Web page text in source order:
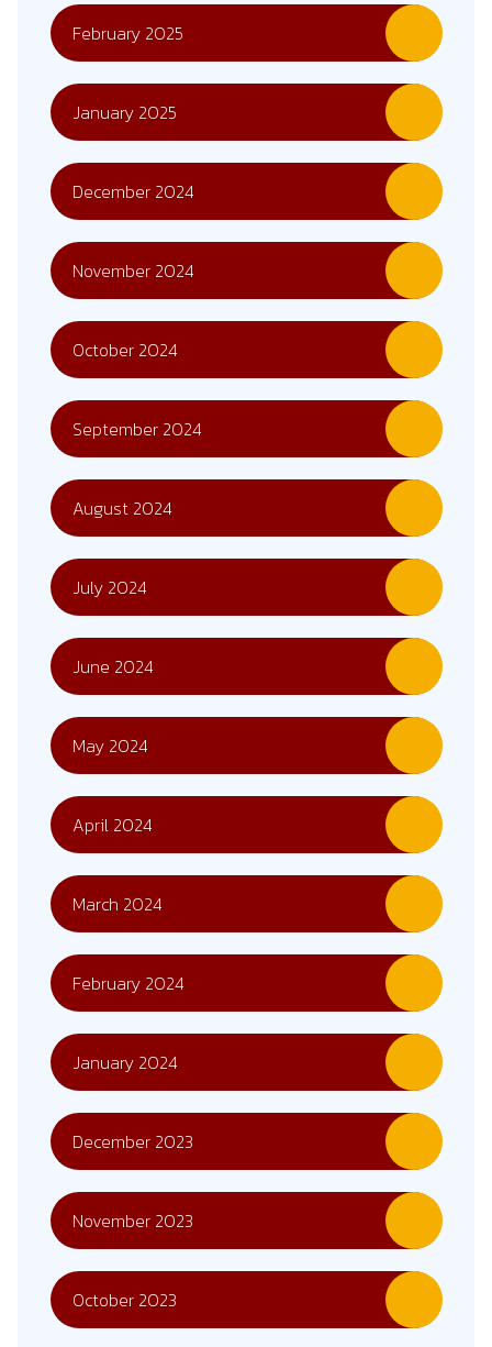
February 2025
January 2025
December 2024
November 2024
October 2024
September 2024
August 2024
July 2024
June 2024
May 2024
April 2024
March 2024
February 2024
January 2024
December 2023
November 2023
October 2023